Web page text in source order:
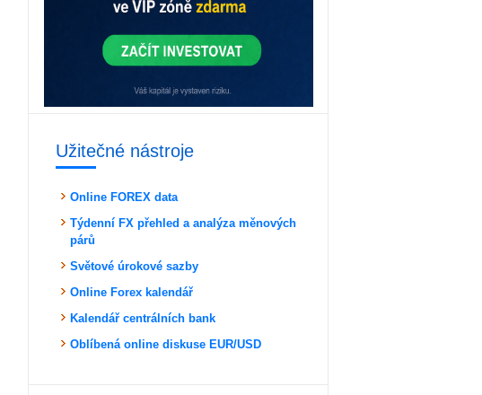
Užitečné nástroje
Online FOREX data
Týdenní FX přehled a analýza měnových
párů
Světové úrokové sazby
Online Forex kalendář
Kalendář centrálních bank
Oblíbená online diskuse EUR/USD